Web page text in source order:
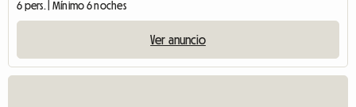
6 pers. | Mínimo 6 noches
Ver anuncio